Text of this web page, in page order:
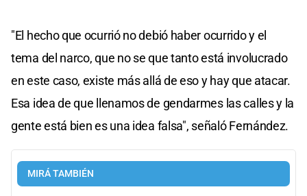
"El hecho que ocurrió no debió haber ocurrido y el
tema del narco, que no se que tanto está involucrado
en este caso, existe más allá de eso y hay que atacar.
Esa idea de que llenamos de gendarmes las calles y la
gente está bien es una idea falsa", señaló Fernández.
MIRÁ TAMBIÉN